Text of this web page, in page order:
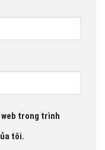
trong trình
tôi.